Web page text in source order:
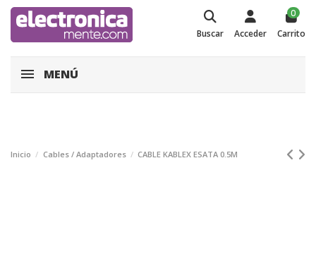
Buscar Acceder
0
Carrito
MENÚ
Inicio Cables / Adaptadores CABLE KABLEX ESATA 0.5M